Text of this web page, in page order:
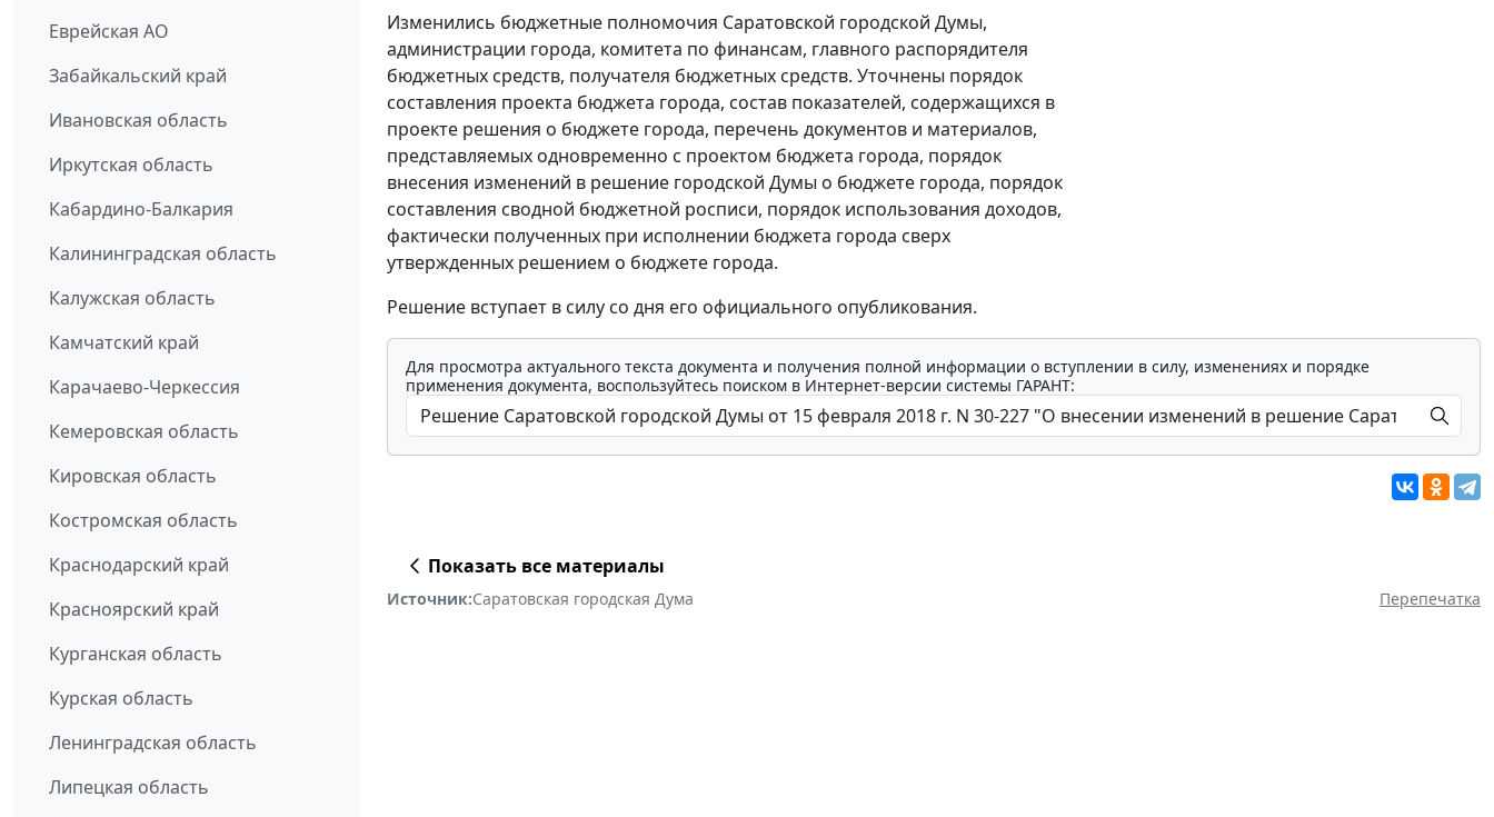
Еврейская АО
Забайкальский край
Ивановская область
Иркутская область
Кабардино-Балкария
Калининградская область
Калужская область
Камчатский край
Карачаево-Черкессия
Кемеровская область
Кировская область
Костромская область
Краснодарский край
Красноярский край
Курганская область
Курская область
Ленинградская область
Липецкая область
Изменились бюджетные полномочия Саратовской городской Думы,
администрации города, комитета по финансам, главного распорядителя
бюджетных средств, получателя бюджетных средств. Уточнены порядок
составления проекта бюджета города, состав показателей, содержащихся в
проекте решения о бюджете города, перечень документов и материалов,
представляемых одновременно с проектом бюджета города, порядок
внесения изменений в решение городской Думы о бюджете города, порядок
составления сводной бюджетной росписи, порядок использования доходов,
фактически полученных при исполнении бюджета города сверх
утвержденных решением о бюджете города.
Решение вступает в силу со дня его официального опубликования.
Для просмотра актуального текста документа и получения полной информации о вступлении в силу, изменениях и порядке
применения документа, воспользуйтесь поиском в Интернет-версии системы ГАРАНТ:
Показать все материалы
Источник:Саратовская городская Дума Перепечатка